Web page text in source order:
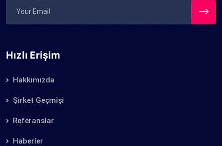
Hızlı Erişim
Hakkımızda
Şirket Geçmişi
Referanslar
Haberler